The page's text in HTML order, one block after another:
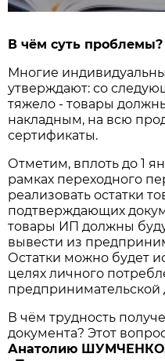
В чём суть проблемы?
Многие
утверждают: со
тяжело - товары
накладным, на всю
сертификаты.
Отметим, вплоть до 1
рамках переходного
реализовать остатки
подтверждающих
товары ИП должны
вывести из
Остатки можно будет
целях личного
предпринимательской
В чём трудность
документа? Этот
Анатолию